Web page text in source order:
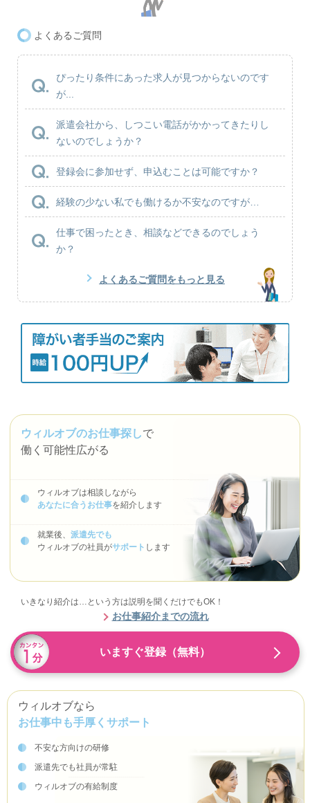
よくあるご質問
ぴったり条件にあった求人が見つからないのです
が...
派遣会社から、しつこい電話がかかってきたりし
ないのでしょうか？
登録会に参加せず、申込むことは可能ですか？
経験の少ない私でも働けるか不安なのですが…
仕事で困ったとき、相談などできるのでしょう
か？
よくあるご質問をもっと見る
ウィルオブのお仕事探しで
働く可能性広がる
ウィルオブは相談しながら
あなたに合うお仕事を紹介します
就業後、 派遣先でも
ウィルオブの社員がサポート します
いきなり紹介は…という方は説明を聞くだけでもOK！
お仕事紹介までの流れ
いますぐ登録（無料）
ウィルオブなら
お仕事中も手厚くサポート
不安な方向けの研修
派遣先でも社員が常駐
ウィルオブの有給制度